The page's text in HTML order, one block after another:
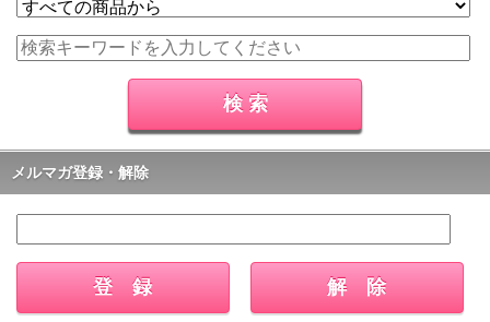
メルマガ登録・解除